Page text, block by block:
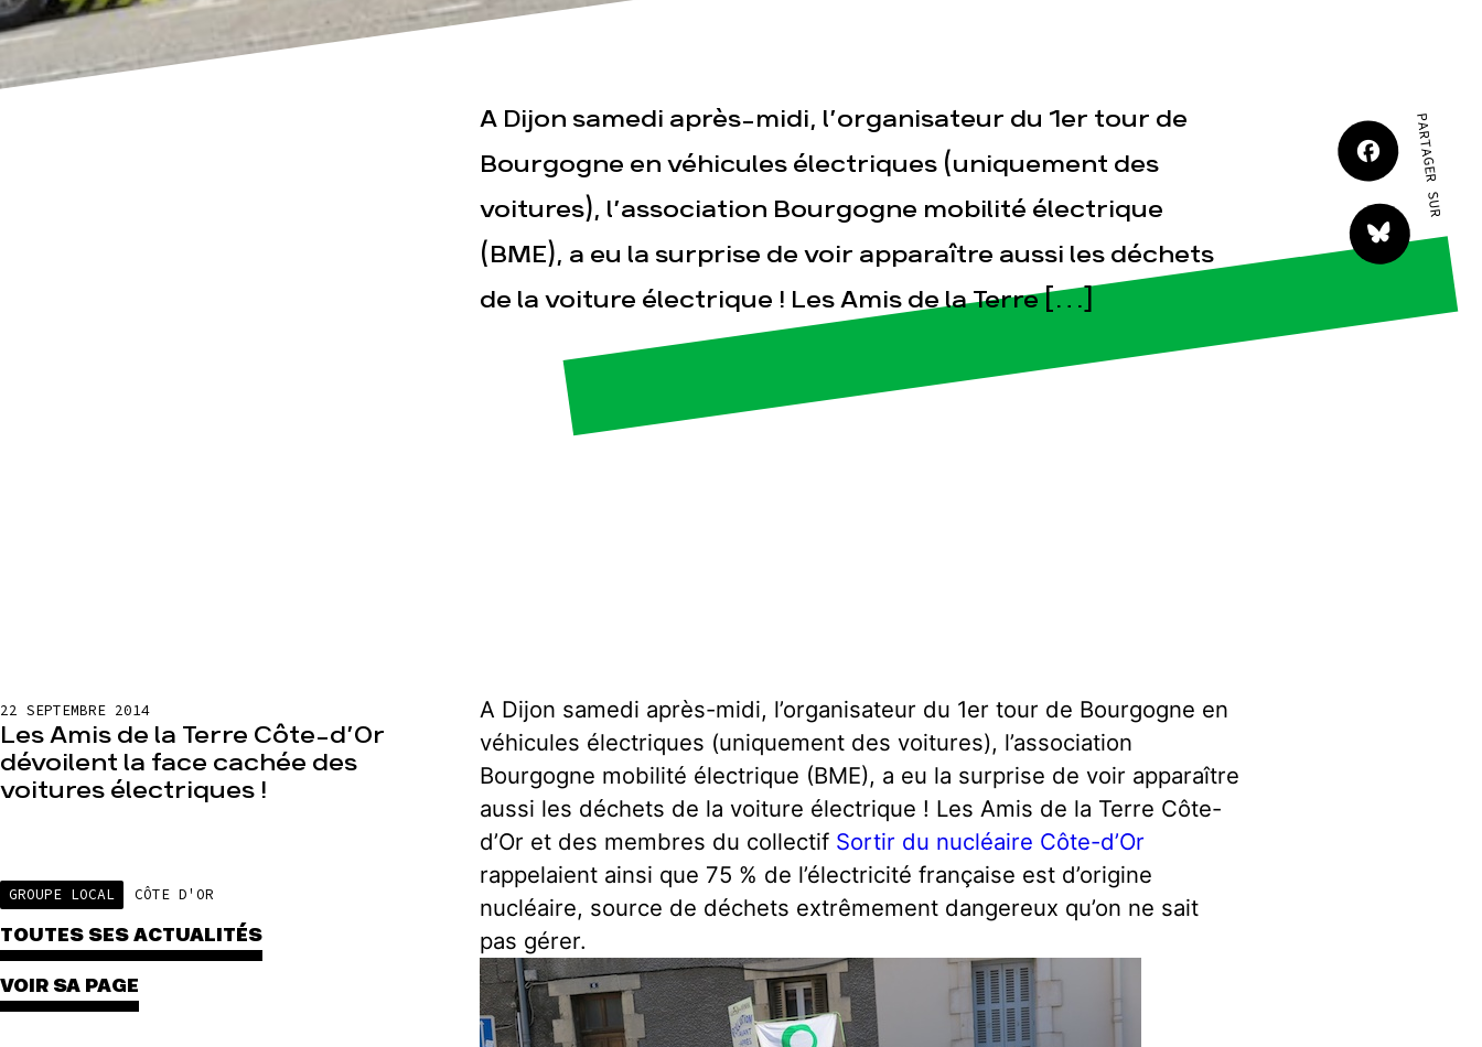
Espace presse Publications Contact
A Dijon samedi après-midi, l’organisateur du 1er tour de
Bourgogne en véhicules électriques (uniquement des
voitures), l’association Bourgogne mobilité électrique
(BME), a eu la surprise de voir apparaître aussi les déchets
de la voiture électrique ! Les Amis de la Terre […]
PARTAGER SUR
22 SEPTEMBRE 2014
Les Amis de la Terre Côte-d’Or
dévoilent la face cachée des
voitures électriques !
GROUPE LOCAL CÔTE D'OR
TOUTES SES ACTUALITÉS
VOIR SA PAGE
A Dijon samedi après-midi, l’organisateur du 1er tour de Bourgogne en
véhicules électriques (uniquement des voitures), l’association
Bourgogne mobilité électrique (BME), a eu la surprise de voir apparaître
aussi les déchets de la voiture électrique ! Les Amis de la Terre Côte-
d’Or et des membres du collectif Sortir du nucléaire Côte-d’Or
rappelaient ainsi que 75 % de l’électricité française est d’origine
nucléaire, source de déchets extrêmement dangereux qu’on ne sait
pas gérer.